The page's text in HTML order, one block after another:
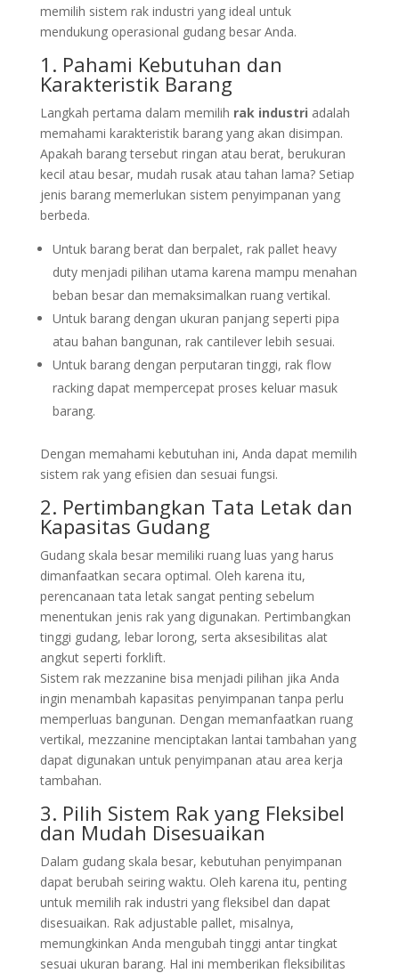
memilih sistem rak industri yang ideal untuk
mendukung operasional gudang besar Anda.
1. Pahami Kebutuhan dan
Karakteristik Barang
Langkah pertama dalam memilih rak industri adalah
memahami karakteristik barang yang akan disimpan.
Apakah barang tersebut ringan atau berat, berukuran
kecil atau besar, mudah rusak atau tahan lama? Setiap
jenis barang memerlukan sistem penyimpanan yang
berbeda.
Untuk barang berat dan berpalet, rak pallet heavy
duty menjadi pilihan utama karena mampu menahan
beban besar dan memaksimalkan ruang vertikal.
Untuk barang dengan ukuran panjang seperti pipa
atau bahan bangunan, rak cantilever lebih sesuai.
Untuk barang dengan perputaran tinggi, rak flow
racking dapat mempercepat proses keluar masuk
barang.
Dengan memahami kebutuhan ini, Anda dapat memilih
sistem rak yang efisien dan sesuai fungsi.
2. Pertimbangkan Tata Letak dan
Kapasitas Gudang
Gudang skala besar memiliki ruang luas yang harus
dimanfaatkan secara optimal. Oleh karena itu,
perencanaan tata letak sangat penting sebelum
menentukan jenis rak yang digunakan. Pertimbangkan
tinggi gudang, lebar lorong, serta aksesibilitas alat
angkut seperti forklift.
Sistem rak mezzanine bisa menjadi pilihan jika Anda
ingin menambah kapasitas penyimpanan tanpa perlu
memperluas bangunan. Dengan memanfaatkan ruang
vertikal, mezzanine menciptakan lantai tambahan yang
dapat digunakan untuk penyimpanan atau area kerja
tambahan.
3. Pilih Sistem Rak yang Fleksibel
dan Mudah Disesuaikan
Dalam gudang skala besar, kebutuhan penyimpanan
dapat berubah seiring waktu. Oleh karena itu, penting
untuk memilih rak industri yang fleksibel dan dapat
disesuaikan. Rak adjustable pallet, misalnya,
memungkinkan Anda mengubah tinggi antar tingkat
sesuai ukuran barang. Hal ini memberikan fleksibilitas